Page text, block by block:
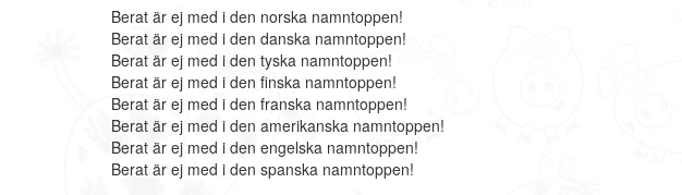
Berat är ej med i den norska namntoppen!
Berat är ej med i den danska namntoppen!
Berat är ej med i den tyska namntoppen!
Berat är ej med i den finska namntoppen!
Berat är ej med i den franska namntoppen!
Berat är ej med i den amerikanska namntoppen!
Berat är ej med i den engelska namntoppen!
Berat är ej med i den spanska namntoppen!